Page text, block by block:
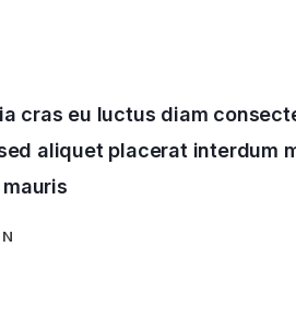
cras eu luctus diam
aliquet placerat interdum